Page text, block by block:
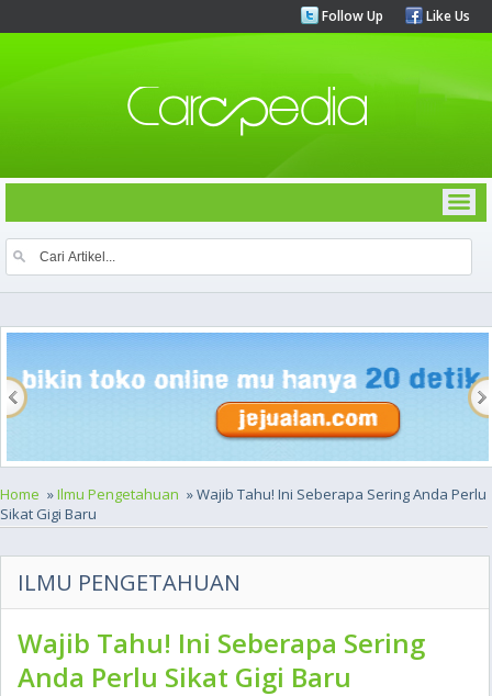
Follow Up Like Us
Home »Ilmu Pengetahuan » Wajib Tahu! Ini Seberapa Sering Anda Perlu
Sikat Gigi Baru
ILMU PENGETAHUAN
Wajib Tahu! Ini Seberapa Sering
Anda Perlu Sikat Gigi Baru